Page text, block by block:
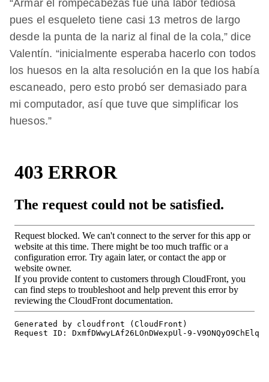
“Armar el rompecabezas fue una labor tediosa
pues el esqueleto tiene casi 13 metros de largo
desde la punta de la nariz al final de la cola,” dice
Valentín. “inicialmente esperaba hacerlo con todos
los huesos en la alta resolución en la que los había
escaneado, pero esto probó ser demasiado para
mi computador, así que tuve que simplificar los
huesos.”